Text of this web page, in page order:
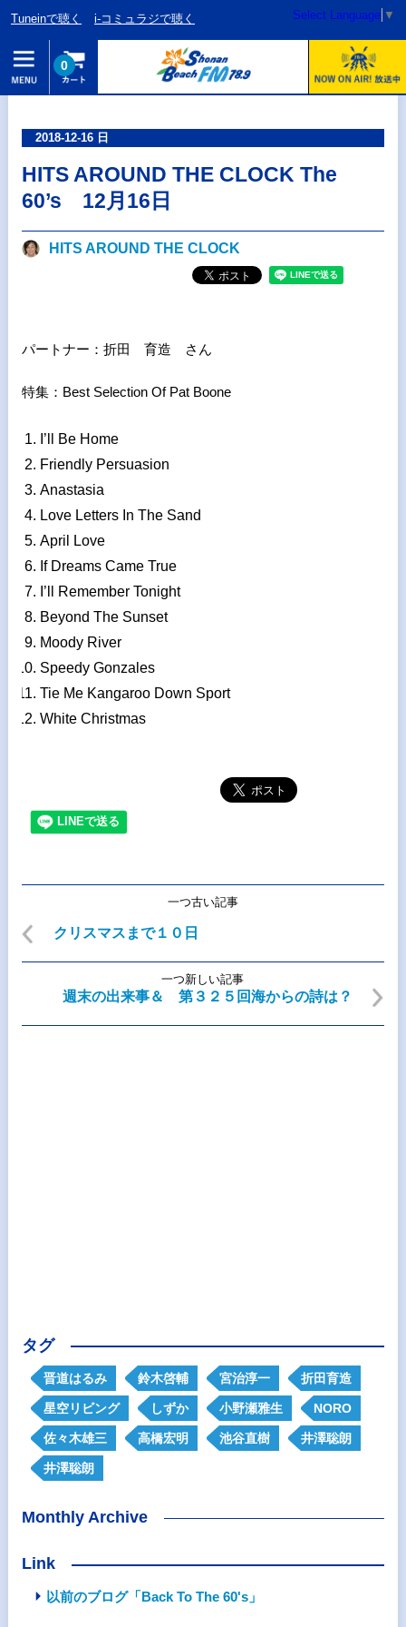
Tuneinで聴く i-コミュラジで聴く Select Language ▼
0
2018-12-16 日
HITS AROUND THE CLOCK The
60’s 12月16日
HITS AROUND THE CLOCK
パートナー：折田 育造 さん
特集：Best Selection Of Pat Boone
I’ll Be Home
Friendly Persuasion
Anastasia
Love Letters In The Sand
April Love
If Dreams Came True
I’ll Remember Tonight
Beyond The Sunset
Moody River
Speedy Gonzales
Tie Me Kangaroo Down Sport
White Christmas
一つ古い記事
クリスマスまで１０日
一つ新しい記事
週末の出来事＆ 第３２５回海からの詩は？
タグ
晋道はるみ 鈴木啓輔 宮治淳一 折田育造
星空リビング しずか 小野瀬雅生 NORO
佐々木雄三 高橋宏明 池谷直樹 井澤聡朗
井澤聡朗
Monthly Archive
Link
以前のブログ「Back To The 60's」